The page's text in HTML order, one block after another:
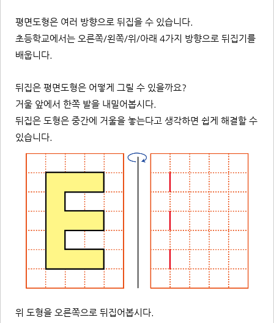
평면도형은 여러 방향으로 뒤집을 수 있습니다.
초등학교에서는 오른쪽/왼쪽/위/아래 4가지 방향으로 뒤집기를
배웁니다.
뒤집은 평면도형은 어떻게 그릴 수 있을까요?
거울 앞에서 한쪽 발을 내밀어봅시다.
뒤집은 도형은 중간에 거울을 놓는다고 생각하면 쉽게 해결할 수
있습니다.
위 도형을 오른쪽으로 뒤집어봅시다.